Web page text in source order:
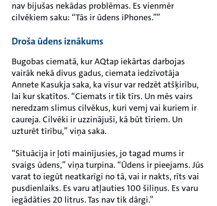
nav bijušas nekādas problēmas. Es vienmēr
cilvēkiem saku: “Tās ir ūdens iPhones.””
Droša ūdens iznākums
Bugobas ciematā, kur AQtap iekārtas darbojas
vairāk nekā divus gadus, ciemata iedzīvotāja
Annete Kasukja saka, ka visur var redzēt atšķirību,
lai kur skatītos. “Ciemats ir tik tīrs. Un mēs vairs
neredzam slimus cilvēkus, kuri vemj vai kuriem ir
caureja. Cilvēki ir uzzinājuši, kā būt tīriem. Un
uzturēt tīrību,” viņa saka.
“Situācija ir ļoti mainījusies, jo tagad mums ir
svaigs ūdens,” viņa turpina. “Ūdens ir pieejams. Jūs
varat to iegūt neatkarīgi no tā, vai ir nakts, rīts vai
pusdienlaiks. Es varu atļauties 100 šiliņus. Es varu
iegādāties 20 litrus. Tas nav tik dārgi.”